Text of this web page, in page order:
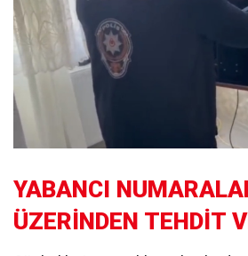
YABANCI
ÜZERİNDEN TEHDİT